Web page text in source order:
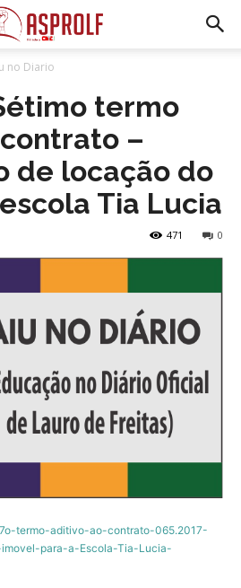
no Diario
termo
–
de locação do
Tia Lucia
0
471
termo-aditivo-ao-contrato-065.2017-
para-a-Escola-Tia-Lucia-